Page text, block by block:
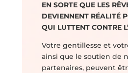
EN SORTE QUE LES
DEVIENNENT RÉALITÉ
QUI LUTTENT CONTRE
Votre gentillesse et
ainsi que le soutien de
partenaires, peuvent